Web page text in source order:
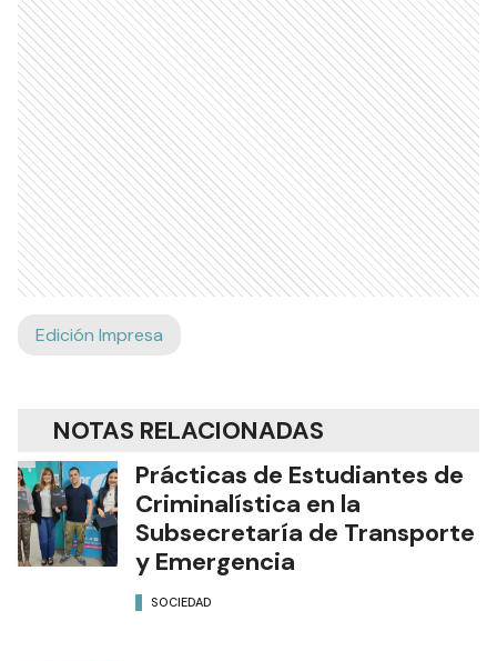
Edición Impresa
NOTAS RELACIONADAS
Prácticas de Estudiantes de
Criminalística en la
Subsecretaría de Transporte
y Emergencia
SOCIEDAD